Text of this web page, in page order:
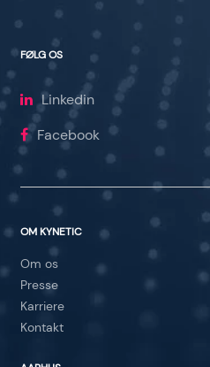
FØLG OS
Linkedin
Facebook
OM KYNETIC
Om os
Presse
Karriere
Kontakt